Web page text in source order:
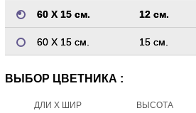
60 Х 15 см. 12 см.
60 Х 15 см. 15 см.
ВЫБОР ЦВЕТНИКА :
ДЛИ Х ШИР ВЫСОТА